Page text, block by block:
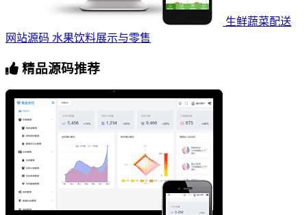
生鲜蔬菜配送
网站源码 水果饮料展示与零售
精品源码推荐